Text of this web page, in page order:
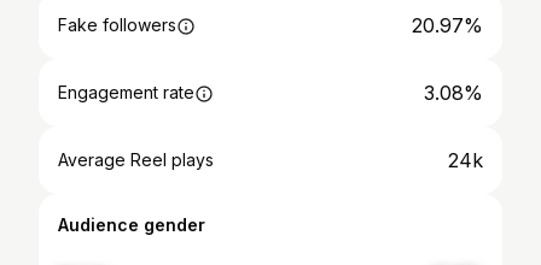
Fake followers 20.97%
Engagement rate 3.08%
Average Reel plays 24k
Audience gender